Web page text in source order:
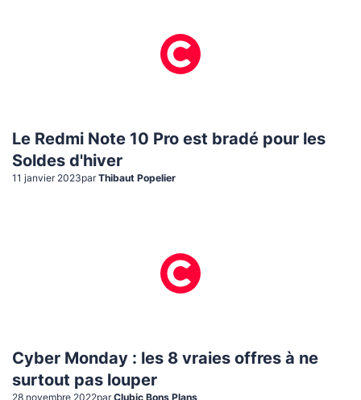
Le Redmi Note 10 Pro est bradé pour les
Soldes d'hiver
11 janvier 2023par Thibaut Popelier
Cyber Monday : les 8 vraies offres à ne
surtout pas louper
28 novembre 2022par Clubic Bons Plans